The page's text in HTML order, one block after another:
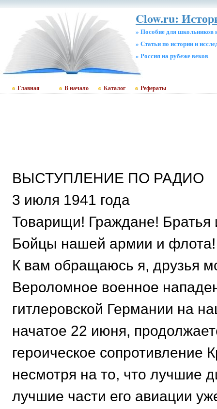
Clow.ru:
» Пособие для школьников
» Статьи по истории и
» Россия на рубеже веков
Главная В начало Каталог Рефераты
ВЫСТУПЛЕНИЕ ПО РАДИО
3 июля 1941 года
Товарищи! Граждане! Братья
Бойцы нашей армии и флота!
К вам обращаюсь я, друзья
Вероломное военное
гитлеровской Германии на
начатое 22 июня,
героическое сопротивление
несмотря на то, что лучшие
лучшие части его авиации